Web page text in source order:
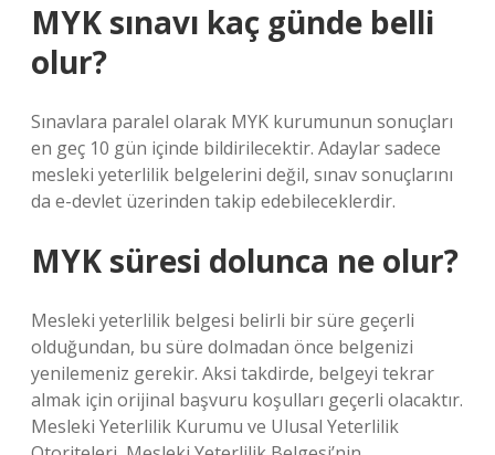
MYK sınavı kaç günde belli
olur?
Sınavlara paralel olarak MYK kurumunun sonuçları
en geç 10 gün içinde bildirilecektir. Adaylar sadece
mesleki yeterlilik belgelerini değil, sınav sonuçlarını
da e-devlet üzerinden takip edebileceklerdir.
MYK süresi dolunca ne olur?
Mesleki yeterlilik belgesi belirli bir süre geçerli
olduğundan, bu süre dolmadan önce belgenizi
yenilemeniz gerekir. Aksi takdirde, belgeyi tekrar
almak için orijinal başvuru koşulları geçerli olacaktır.
Mesleki Yeterlilik Kurumu ve Ulusal Yeterlilik